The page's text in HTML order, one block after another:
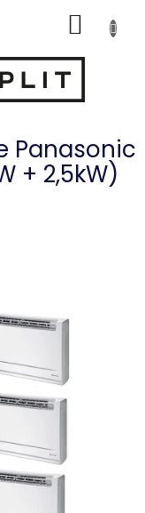
KOŠÍK
Panasonic
+ 2,5kW)